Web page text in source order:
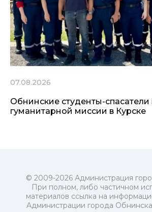
07.08.2026
Обнинские студенты-спасатели
гуманитарной миссии в Курске
© 2009-2026 Администрация
При полном, либо частичном
материалов ссылка на
Администрации города Обнинска